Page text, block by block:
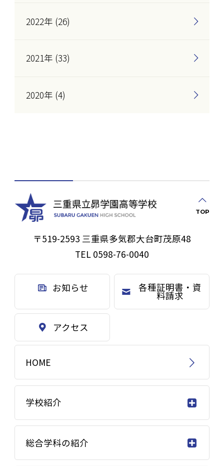
2022年 (26)
2021年 (33)
2020年 (4)
TOP
〒519-2593 三重県多気郡大台町茂原48
TEL 0598-76-0040
お知らせ 各種証明書・資
料請求
アクセス
HOME
学校紹介
総合学科の紹介